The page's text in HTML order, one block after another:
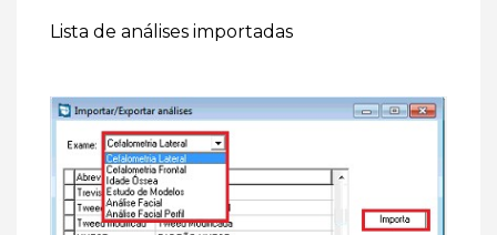
Lista de análises importadas